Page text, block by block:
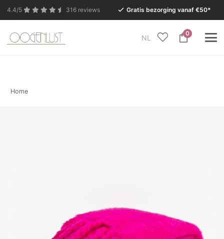
4.4/5 316 reviews Gratis bezorging vanaf €50*
NL
0
In verband met de zomervakantie is onze Conceptstore
Home